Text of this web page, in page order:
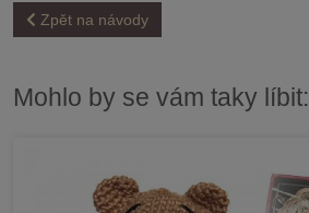
Zpět na návody
Mohlo by se vám taky líbit: